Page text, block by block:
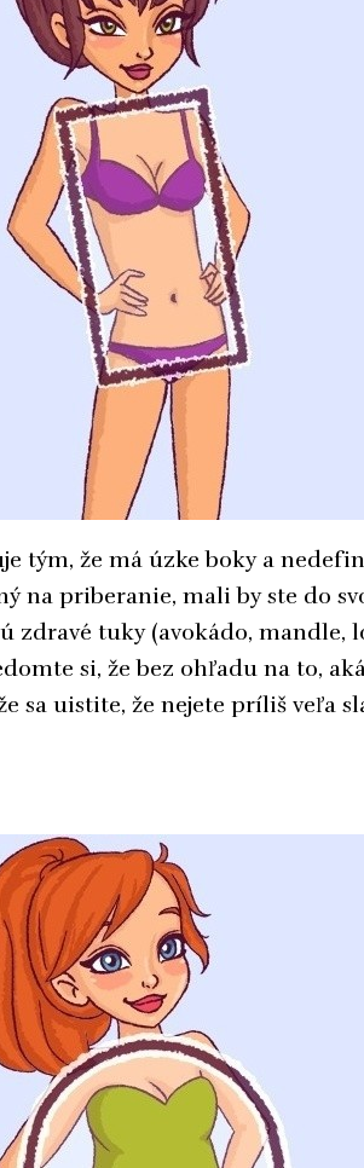
tým, že má úzke boky a
na priberanie, mali by ste do
zdravé tuky (avokádo, mandle,
si, že bez ohľadu na to,
sa uistite, že nejete príliš veľa